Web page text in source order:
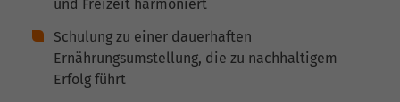
und Freizeit harmoniert
Schulung zu einer dauerhaften
Ernährungsumstellung, die zu nachhaltigem
Erfolg führt